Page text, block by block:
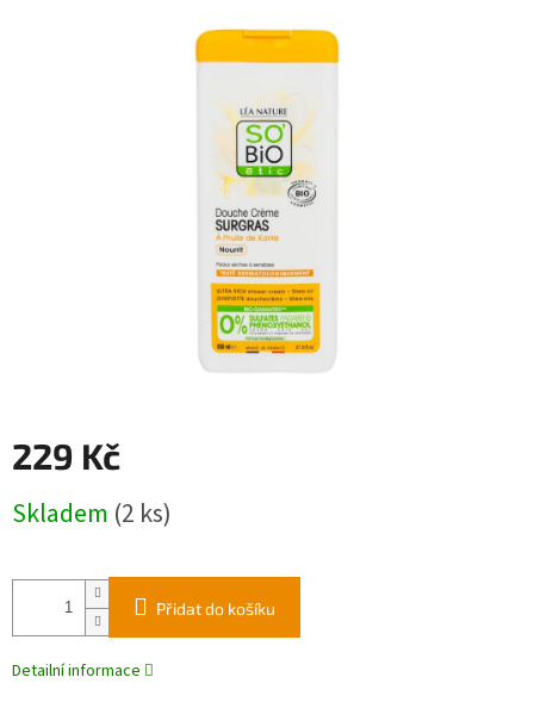
229 Kč
cena:
Skladem (2 ks)
Přidat do košíku
Detailní informace